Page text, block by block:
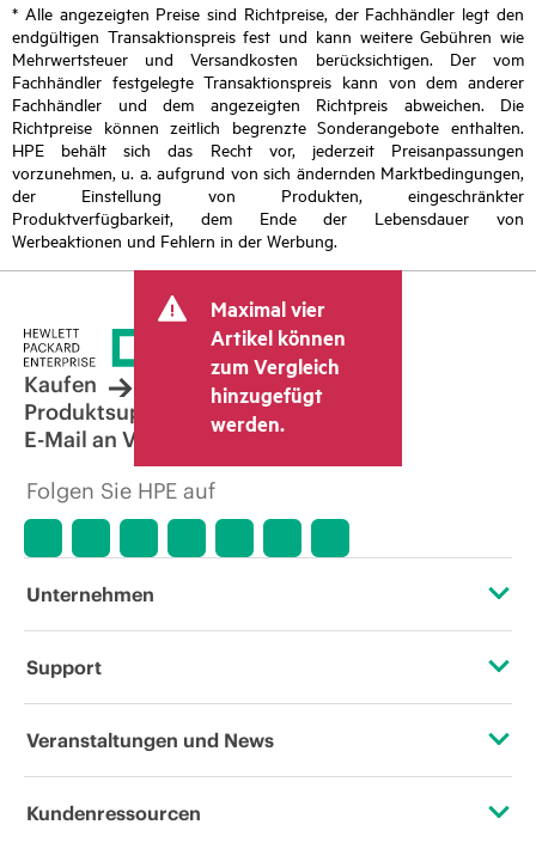
* Alle angezeigten Preise sind Richtpreise, der Fachhändler legt den
endgültigen Transaktionspreis fest und kann weitere Gebühren wie
Mehrwertsteuer und Versandkosten berücksichtigen. Der vom
Fachhändler festgelegte Transaktionspreis kann von dem anderer
Fachhändler und dem angezeigten Richtpreis abweichen. Die
Richtpreise können zeitlich begrenzte Sonderangebote enthalten.
HPE behält sich das Recht vor, jederzeit Preisanpassungen
vorzunehmen, u. a. aufgrund von sich ändernden Marktbedingungen,
der Einstellung von Produkten, eingeschränkter
Produktverfügbarkeit, dem Ende der Lebensdauer von
Werbeaktionen und Fehlern in der Werbung.
Maximal vier
Artikel können
zum Vergleich
hinzugefügt
werden.
Kaufen
Produktsupport
E-Mail an Vertrieb
Folgen Sie HPE auf
Unternehmen
Über HPE
Unternehmensverantwortung
Support
Operational Support Services
Veranstaltungen und News
Veranstaltungen
Kundenressourcen